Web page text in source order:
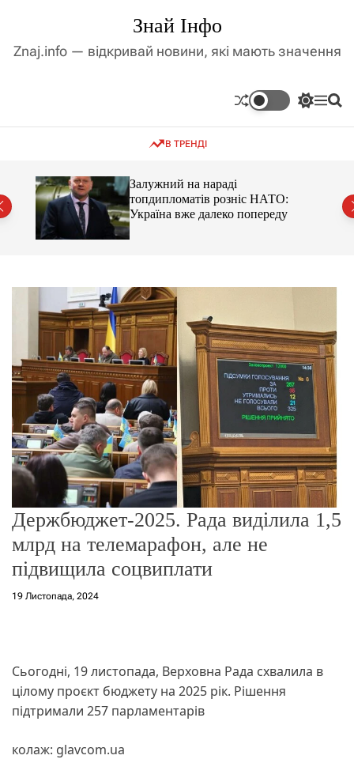
д
і
с
Знай Інфо
Znaj.info — відкривай новини, які мають значення
П
а
ч
о
г
о
р
е
и
у
М П
В ТРЕНДІ
Залужний на нараді
топдипломатів розніс НАТО:
Україна вже далеко попереду
Держбюджет-2025. Рада виділила 1,5
млрд на телемарафон, але не
підвищила соцвиплати
19 Листопада, 2024
Сьогодні, 19 листопада, Верховна Рада схвалила в
цілому проєкт бюджету на 2025 рік. Рішення
підтримали 257 парламентарів
колаж: glavcom.ua